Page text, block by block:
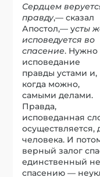
Сердцем
правду,— сказал
Апостол,— усты
исповедуется во
спасение. Нужно
исповедание
правды устами и,
когда можно,
самыми делами.
Правда,
исповеданная
человека. И
верный залог
единственный
спасению —